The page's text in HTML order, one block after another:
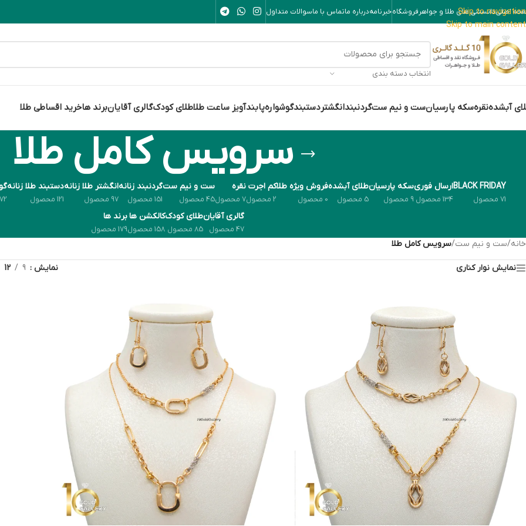
Skip to navigation
Skip to main content
اصلیدانستنی های طلا و جواهر فروشگاهخبرنامهدرباره ماتماس با ماسوالات متداول
انتخاب دسته بندی
آبشدهنقرهسکه پارسیانست و نیم ستگردنبندانگشتردستبندگوشوارهپابندآویز ساعت طلاطلای کودکگالری آقایانبرند هاخرید اقساطی طلا
سرویس کامل طلا
BLACK FRIDAY
71 محصول
ارسال فوری
134 محصول
سکه پارسیان
9 محصول
طلای آبشده
5 محصول
فروش ویژه طلا
0 محصول
کم اجرت
2 محصول
نقره
7 محصول
ست و نیم ست
45 محصول
گردنبند زنانه
151 محصول
انگشتر طلا زنانه
97 محصول
دستبند طلا زنانه
121 محصول 72 محصول
گالری آقایان
47 محصول
طلای کودک
85 محصول
کالکشن ها
158 محصول
برند ها
179 محصول
خانه/ست و نیم ست/سرویس کامل طلا
نمایش نوار کناری نمایش 9
12